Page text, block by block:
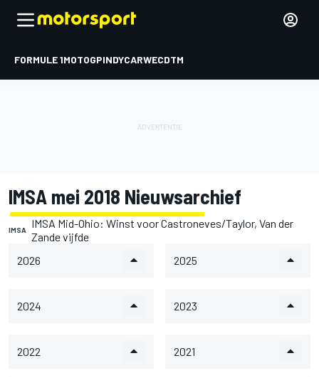
FORMULE 1MOTOGPINDYCARWECDTM
IMSA mei 2018 Nieuwsarchief
IMSA
IMSA Mid-Ohio: Winst voor Castroneves/Taylor, Van der
Zande vijfde
2026
2025
2024 2023
2022 2021